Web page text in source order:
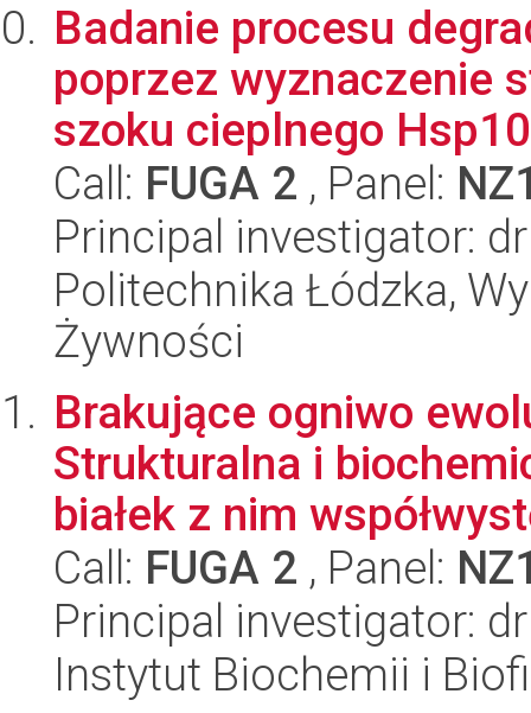
Badanie procesu
poprzez wyznaczenie
szoku cieplnego
Call: FUGA 2 , Panel:
Principal investigator:
Politechnika Łódzka,
Żywności
Brakujące ogniwo
Strukturalna i
białek z nim
Call: FUGA 2 , Panel:
Principal investigator:
Instytut Biochemii i